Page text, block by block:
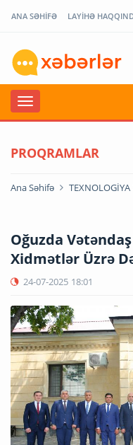
ANA SƏHİFƏ LAYİHƏ
PROQRAMLAR
Ana Səhifə TEXNOLOGİYA
Oğuzda
Xidmətlər Üzrə
24-07-2025 18:01